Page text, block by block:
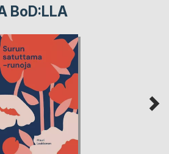
BoD:LLA